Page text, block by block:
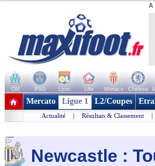
A
OM PSG Lyon Lille Monaco Chelsea
+ de clubs
Mercato Ligue 1 L2/Coupes
Actualité | Résultats & Classement |
Newcastle :